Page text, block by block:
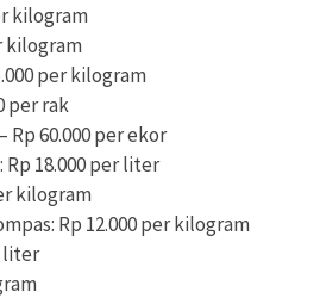
kilogram
kilogram
per kilogram
per rak
Rp 60.000 per ekor
18.000 per liter
kilogram
Rp 12.000 per kilogram
liter